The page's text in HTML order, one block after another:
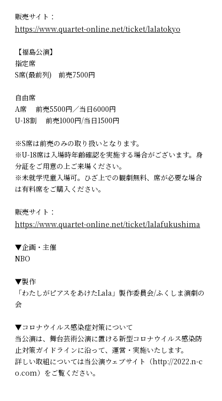
販売サイト：
https://www.quartet-online.net/ticket/lalatokyo
【福島公演】
指定席
S席(最前列) 前売7500円
自由席
A席 前売5500円／当日6000円
U-18割 前売1000円/当日1500円
※S席は前売のみの取り扱いとなります。
※U-18席は入場時年齢確認を実施する場合がございます。身
分証をご用意の上ご来場ください。
※未就学児童入場可。ひざ上での観劇無料、席が必要な場合
は有料席をご購入ください。
販売サイト：
https://www.quartet-online.net/ticket/lalafukushima
▼企画・主催
NBO
▼製作
「わたしがピアスをあけたLala」製作委員会/ふくしま演劇の
会
▼コロナウイルス感染症対策について
当公演は、舞台芸術公演に置ける新型コロナウイルス感染防
止対策ガイドラインに沿って、運営・実施いたします。
詳しい取組については当公演ウェブサイト（http://2022.n-c
o.com）をご覧ください。